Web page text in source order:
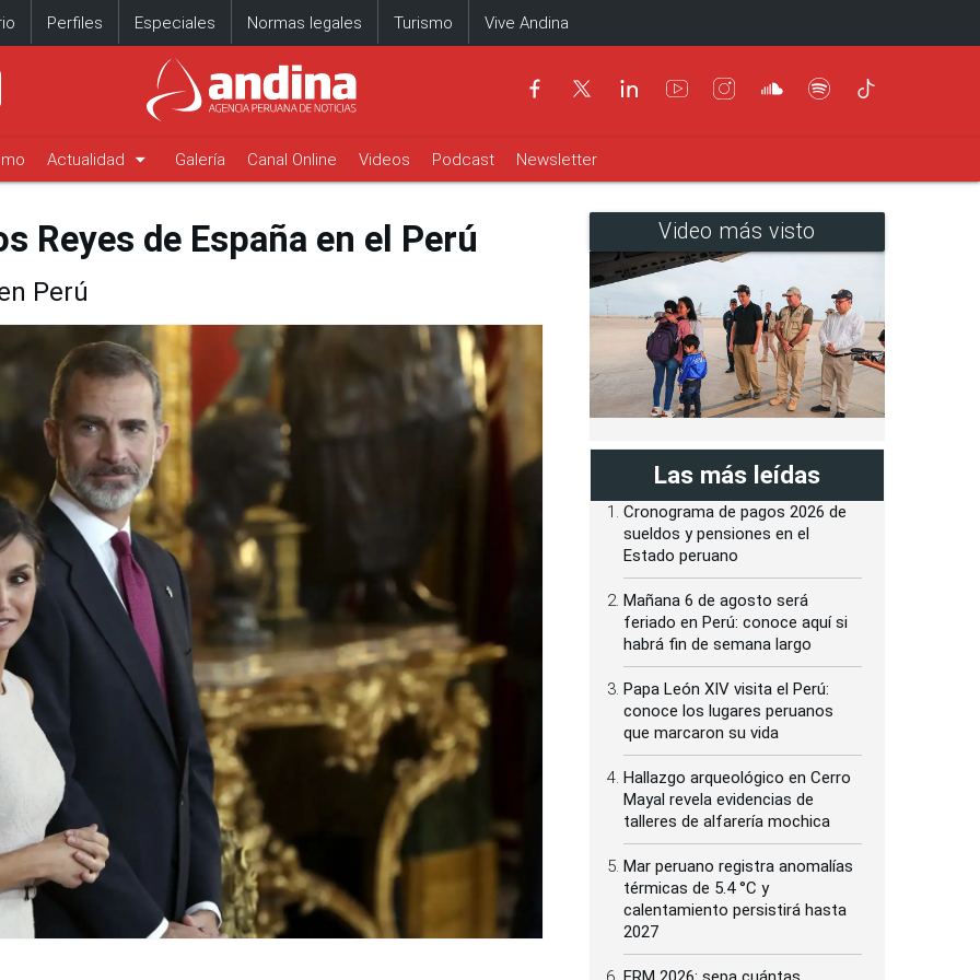
Perfiles Especiales Normas legales Turismo Vive Andina
Actualidad arrow_drop_down Galería Canal Online Videos Podcast Newsletter
Reyes de España en el Perú
Perú
Video más visto
Las más leídas
Cronograma de pagos 2026 de
sueldos y pensiones en el
Estado peruano
Mañana 6 de agosto será
feriado en Perú: conoce aquí si
habrá fin de semana largo
Papa León XIV visita el Perú:
conoce los lugares peruanos
que marcaron su vida
Hallazgo arqueológico en Cerro
Mayal revela evidencias de
talleres de alfarería mochica
Mar peruano registra anomalías
térmicas de 5.4 °C y
calentamiento persistirá hasta
2027